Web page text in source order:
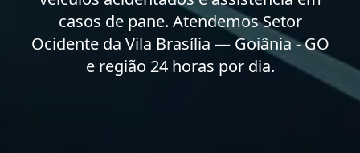
casos de pane. Atendemos Setor
Ocidente da Vila Brasília — Goiânia - GO
e região 24 horas por dia.